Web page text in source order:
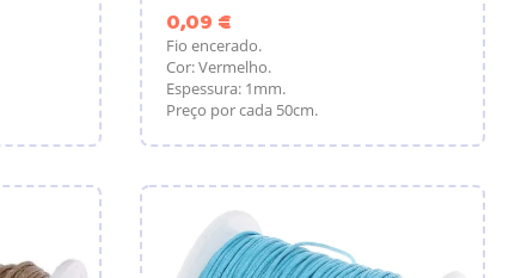
0,09 €Preço
Fio encerado.
Cor: Vermelho.
Espessura: 1mm.
Preço por cada 50cm.